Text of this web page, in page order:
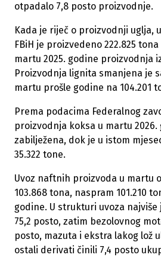
otpadalo 7,8 posto proizvodnje.
Kada je riječ o proizvodnji uglja,
FBiH je proizvedeno 222.825
martu 2025. godine proizvodnja
Proizvodnja lignita smanjena je
martu prošle godine na 104.201
Prema podacima Federalnog
proizvodnja koksa u martu 2026.
zabilježena, dok je u istom
35.322 tone.
Uvoz naftnih proizvoda u martu
103.868 tona, naspram 101.210
godine. U strukturi uvoza
75,2 posto, zatim bezolovnog
posto, mazuta i ekstra lakog lož
ostali derivati činili 7,4 posto